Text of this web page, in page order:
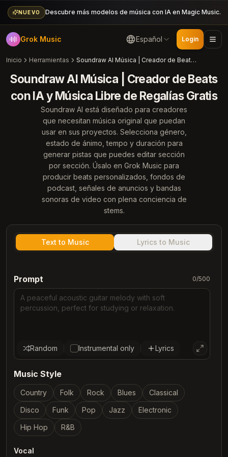
NUEVO Descubre más modelos de música con IA en Magic Music.
Grok Music Español Login
Inicio Herramientas Soundraw AI Música | Creador de Beats con IA y Música Libre de Regalías Gratis
Soundraw AI Música | Creador de Beats
con IA y Música Libre de Regalías Gratis
Soundraw AI está diseñado para creadores
que necesitan música original que puedan
usar en sus proyectos. Selecciona género,
estado de ánimo, tempo y duración para
generar pistas que puedes editar sección
por sección. Úsalo en Grok Music para
producir beats personalizados, fondos de
podcast, señales de anuncios y bandas
sonoras de video con plena conciencia de
stems.
Text to Music Lyrics to Music
Prompt 0/500
Random Instrumental only Lyrics
Music Style
Country Folk Rock Blues
Classical
Disco
Funk Pop Jazz
Electronic
Hip Hop
R&B
Vocal